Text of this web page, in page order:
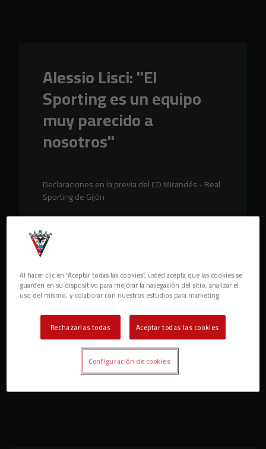
Alessio Lisci: "El
Sporting es un equipo
muy parecido a
nosotros"
Declaraciones en la previa del CD Mirandés - Real
Sporting de Gijón
Al hacer clic en “Aceptar todas las cookies”, usted acepta que las cookies se
guarden en su dispositivo para mejorar la navegación del sitio, analizar el
uso del mismo, y colaborar con nuestros estudios para marketing.
Rechazarlas todas Aceptar todas las cookies
Configuración de cookies